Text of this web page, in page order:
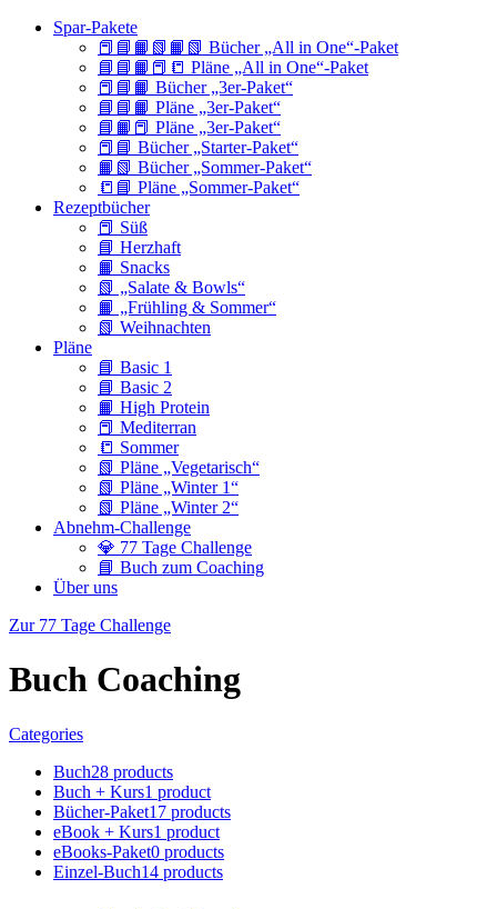
Spar-Pakete
📕📘📙📗📙📗 Bücher „All in One“-Paket
📘📘📙📕📒 Pläne „All in One“-Paket
📕📘📙 Bücher „3er-Paket“
📘📘📙 Pläne „3er-Paket“
📘📙📕 Pläne „3er-Paket“
📕📘 Bücher „Starter-Paket“
📙📗 Bücher „Sommer-Paket“
📒📘 Pläne „Sommer-Paket“
Rezeptbücher
📕 Süß
📘 Herzhaft
📙 Snacks
📗 „Salate & Bowls“
📙 „Frühling & Sommer“
📗 Weihnachten
Pläne
📘 Basic 1
📘 Basic 2
📙 High Protein
📕 Mediterran
📒 Sommer
📗 Pläne „Vegetarisch“
📗 Pläne „Winter 1“
📗 Pläne „Winter 2“
Abnehm-Challenge
💎 77 Tage Challenge
📘 Buch zum Coaching
Über uns
Zur 77 Tage Challenge
Buch Coaching
Categories
Buch28 products
Buch + Kurs1 product
Bücher-Paket17 products
eBook + Kurs1 product
eBooks-Paket0 products
Einzel-Buch14 products